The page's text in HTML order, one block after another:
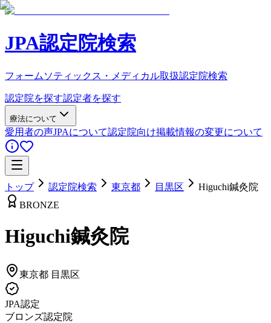
JPA認定院検索
フォームソティックス・メディカル取扱認定院検索
認定院を探す認定者を探す
療法について
愛用者の声JPAについて認定院向け掲載情報の変更について
トップ 認定院検索 東京都 目黒区
Higuchi鍼灸院
BRONZE
Higuchi鍼灸院
東京都 目黒区
JPA認定
ブロンズ認定院